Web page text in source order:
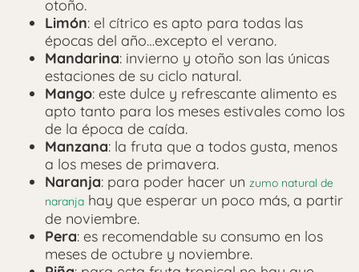
otoño.
Limón: el cítrico es apto para todas las
épocas del año…excepto el verano.
Mandarina: invierno y otoño son las únicas
estaciones de su ciclo natural.
Mango: este dulce y refrescante alimento es
apto tanto para los meses estivales como los
de la época de caída.
Manzana: la fruta que a todos gusta, menos
a los meses de primavera.
Naranja: para poder hacer un zumo natural de
naranja hay que esperar un poco más, a partir
de noviembre.
Pera: es recomendable su consumo en los
meses de octubre y noviembre.